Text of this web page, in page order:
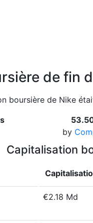
de fin
boursière de Nike
by
Capitalisation
€2.18 Md